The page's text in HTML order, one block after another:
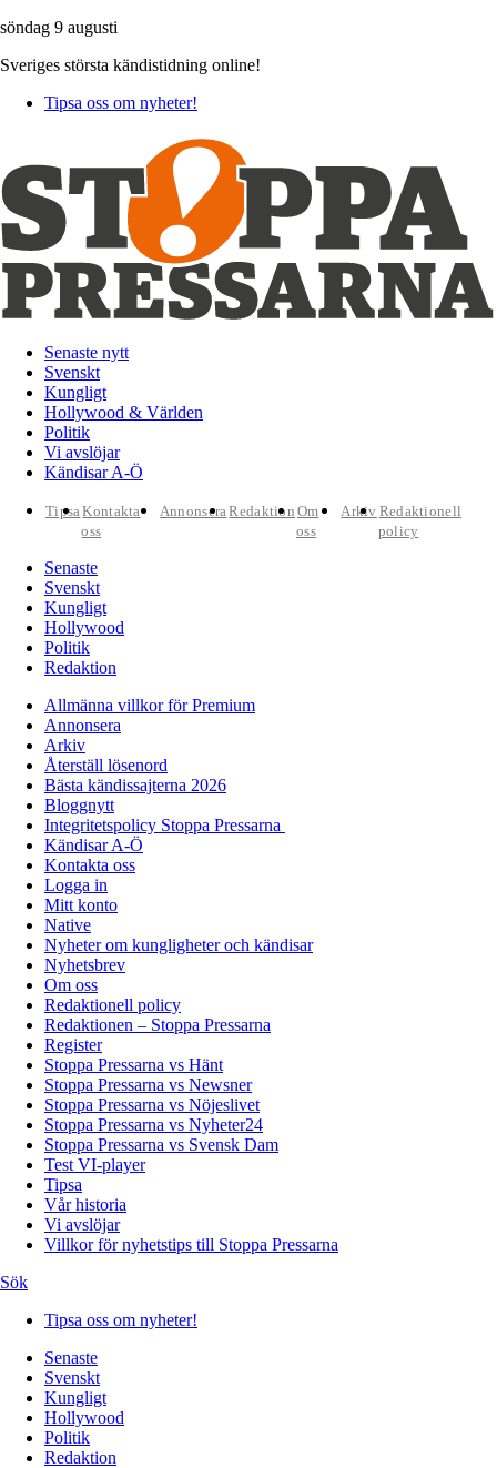
söndag 9 augusti
Sveriges största kändistidning online!
Tipsa oss om nyheter!
Senaste nytt
Svenskt
Kungligt
Hollywood & Världen
Politik
Vi avslöjar
Kändisar A-Ö
TipsaKontakta
oss
AnnonseraRedaktion Om
oss
Arkiv Redaktionell
policy
Senaste
Svenskt
Kungligt
Hollywood
Politik
Redaktion
Allmänna villkor för Premium
Annonsera
Arkiv
Återställ lösenord
Bästa kändissajterna 2026
Bloggnytt
Integritetspolicy Stoppa Pressarna
Kändisar A-Ö
Kontakta oss
Logga in
Mitt konto
Native
Nyheter om kungligheter och kändisar
Nyhetsbrev
Om oss
Redaktionell policy
Redaktionen – Stoppa Pressarna
Register
Stoppa Pressarna vs Hänt
Stoppa Pressarna vs Newsner
Stoppa Pressarna vs Nöjeslivet
Stoppa Pressarna vs Nyheter24
Stoppa Pressarna vs Svensk Dam
Test VI-player
Tipsa
Vår historia
Vi avslöjar
Villkor för nyhetstips till Stoppa Pressarna
Sök
Tipsa oss om nyheter!
Senaste
Svenskt
Kungligt
Hollywood
Politik
Redaktion